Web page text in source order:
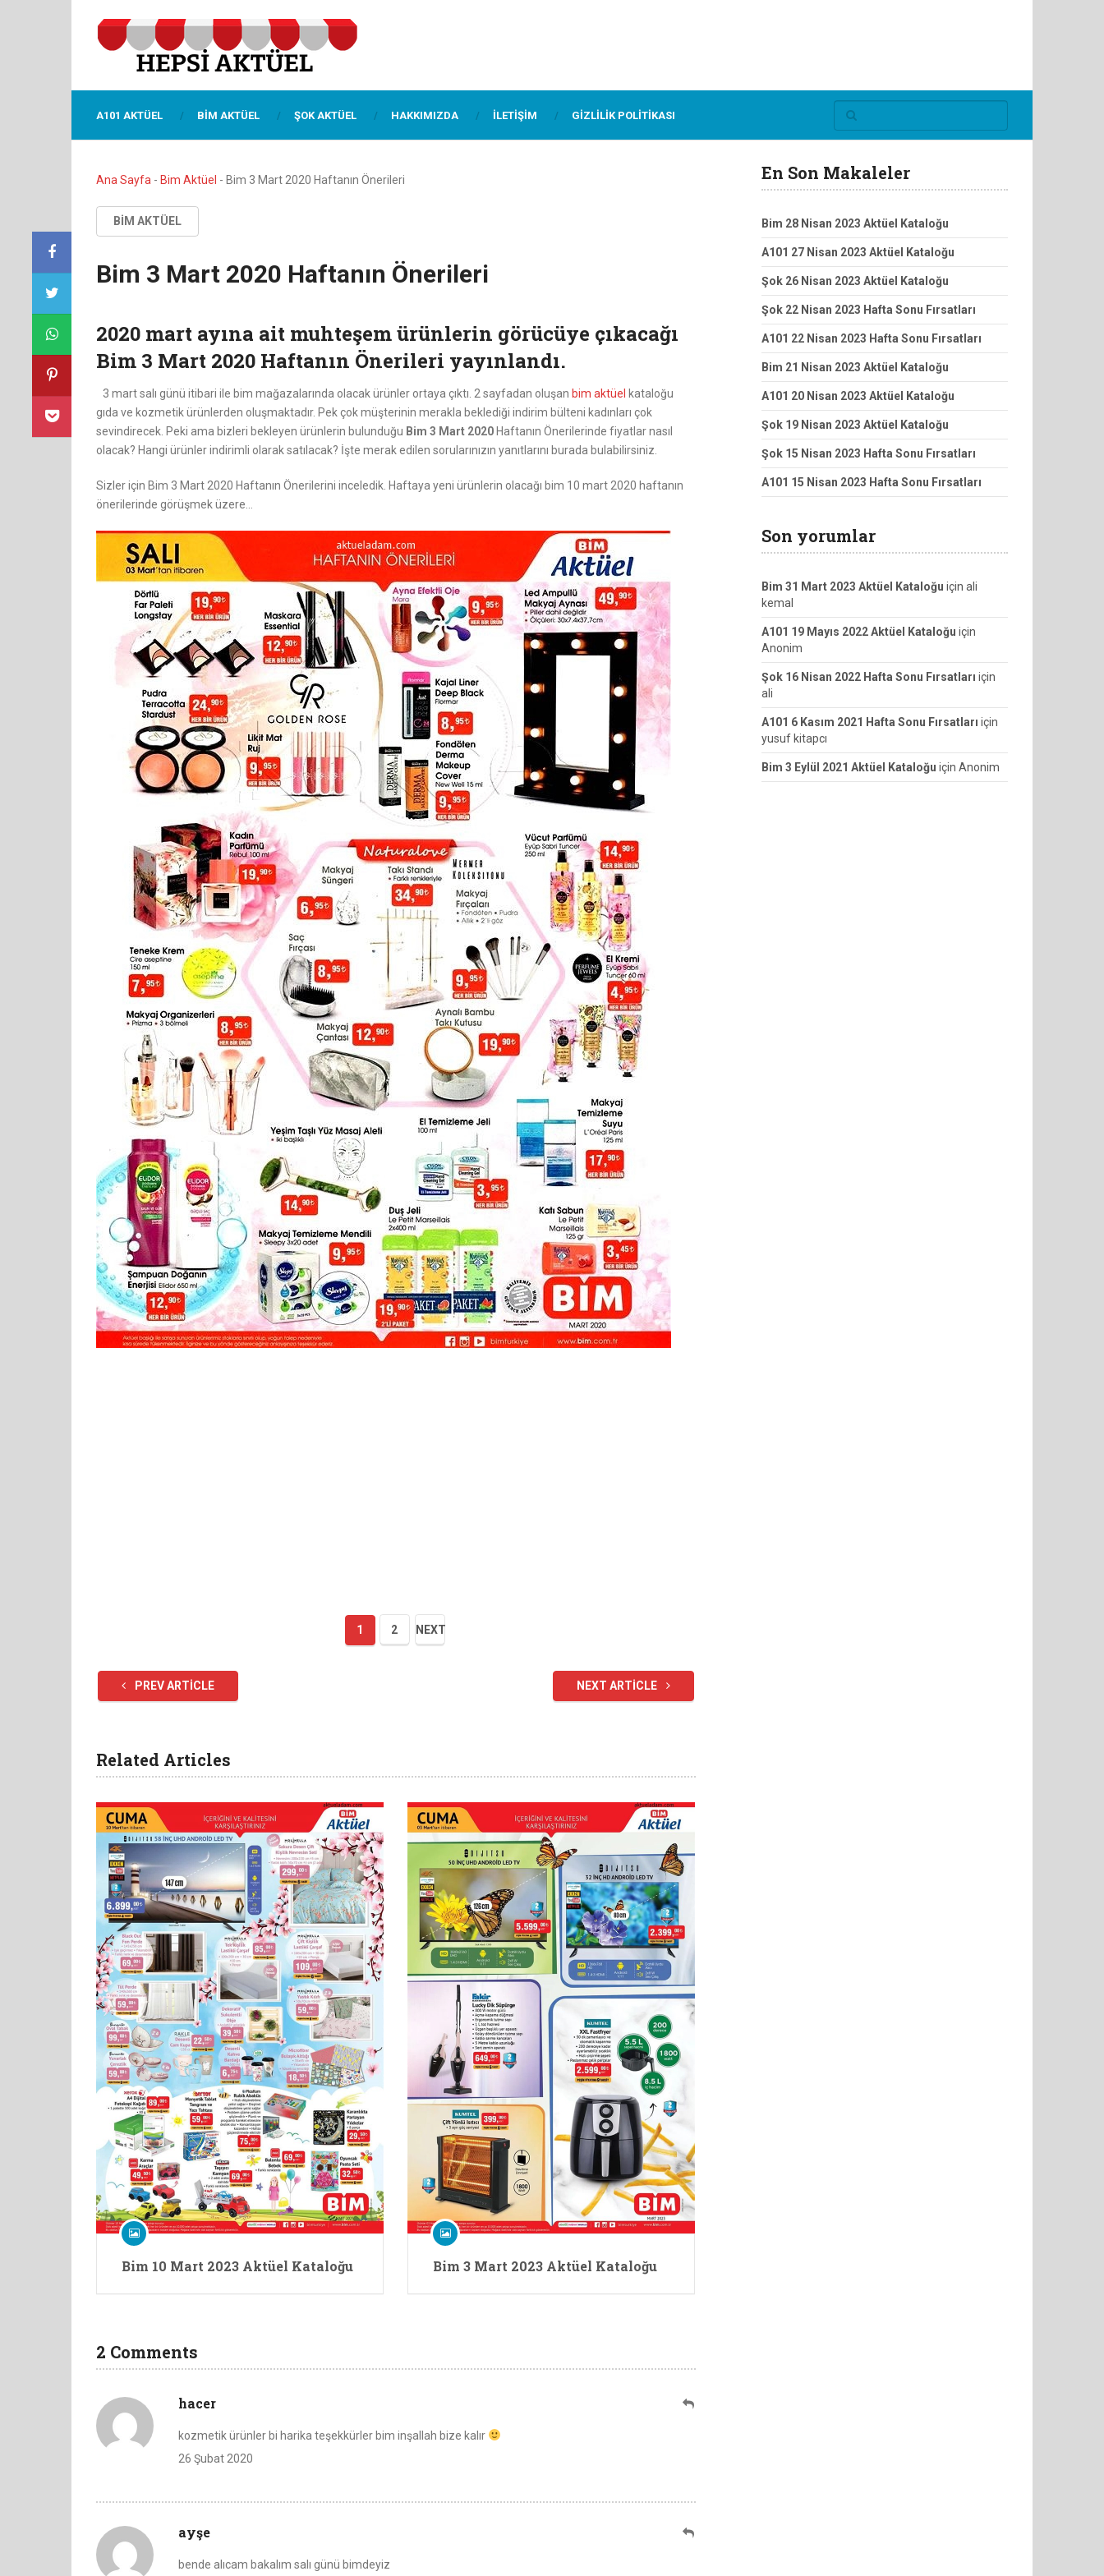
A101 AKTÜEL BIM AKTÜEL ŞOK AKTÜEL HAKKIMIZDA İLETIŞIM GIZLILIK POLITIKASI
Ana Sayfa - Bim Aktüel - Bim 3 Mart 2020 Haftanın Önerileri
BIM AKTÜEL
Bim 3 Mart 2020 Haftanın Önerileri
2020 mart ayına ait muhteşem ürünlerin görücüye çıkacağı
Bim 3 Mart 2020 Haftanın Önerileri yayınlandı.
3 mart salı günü itibari ile bim mağazalarında olacak ürünler ortaya çıktı. 2 sayfadan oluşan bim aktüel kataloğu
gıda ve kozmetik ürünlerden oluşmaktadır. Pek çok müşterinin merakla beklediği indirim bülteni kadınları çok
sevindirecek. Peki ama bizleri bekleyen ürünlerin bulunduğu Bim 3 Mart 2020 Haftanın Önerilerinde fiyatlar nasıl
olacak? Hangi ürünler indirimli olarak satılacak? İşte merak edilen sorularınızın yanıtlarını burada bulabilirsiniz.
Sizler için Bim 3 Mart 2020 Haftanın Önerilerini inceledik. Haftaya yeni ürünlerin olacağı bim 10 mart 2020 haftanın
önerilerinde görüşmek üzere…
1 2 NEXT
PREV ARTICLE NEXT ARTICLE
Related Articles
Bim 10 Mart 2023 Aktüel Kataloğu Bim 3 Mart 2023 Aktüel Kataloğu
2 Comments
hacer
kozmetik ürünler bi harika teşekkürler bim inşallah bize kalır
26 Şubat 2020
ayşe
bende alıcam bakalım salı günü bimdeyiz
En Son Makaleler
Bim 28 Nisan 2023 Aktüel Kataloğu
A101 27 Nisan 2023 Aktüel Kataloğu
Şok 26 Nisan 2023 Aktüel Kataloğu
Şok 22 Nisan 2023 Hafta Sonu Fırsatları
A101 22 Nisan 2023 Hafta Sonu Fırsatları
Bim 21 Nisan 2023 Aktüel Kataloğu
A101 20 Nisan 2023 Aktüel Kataloğu
Şok 19 Nisan 2023 Aktüel Kataloğu
Şok 15 Nisan 2023 Hafta Sonu Fırsatları
A101 15 Nisan 2023 Hafta Sonu Fırsatları
Son yorumlar
Bim 31 Mart 2023 Aktüel Kataloğu için ali
kemal
A101 19 Mayıs 2022 Aktüel Kataloğu için
Anonim
Şok 16 Nisan 2022 Hafta Sonu Fırsatları için
ali
A101 6 Kasım 2021 Hafta Sonu Fırsatları için
yusuf kitapcı
Bim 3 Eylül 2021 Aktüel Kataloğu için Anonim